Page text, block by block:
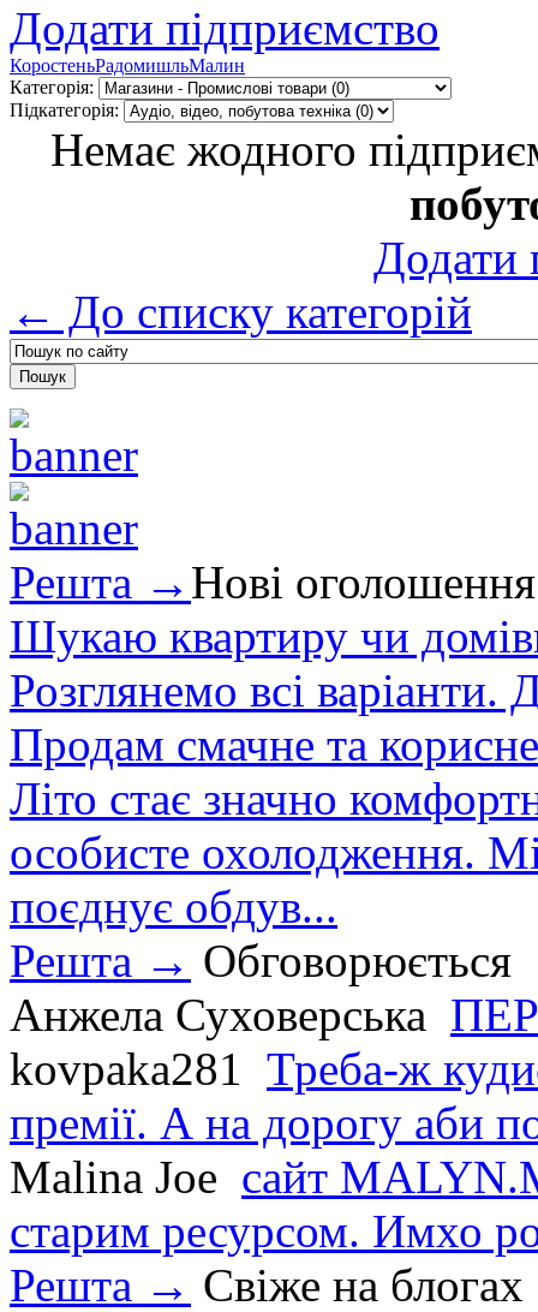
Додати підприємство
КоростеньРадомишльМалин
Категорія:
Підкатегорія:
Немає жодного
Додати
← До списку категорій
Решта → Нові оголошення
Шукаю квартиру чи
Розглянемо всі варіанти.
Продам смачне та
Літо стає значно
особисте охолодження.
поєднує обдув...
Решта → Обговорюється
Анжела Суховерська
kovpaka281 Треба-ж
премії. А на дорогу аби
Malina Joe сайт
старим ресурсом. Имхо
Решта → Свіже на блогах